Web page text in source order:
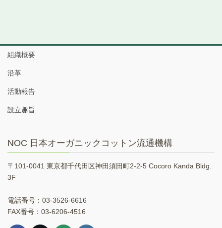
組織概要
沿革
活動報告
設立趣旨
NOC 日本オーガニックコットン流通機構
〒101-0041 東京都千代田区神田須田町2-2-5 Cocoro Kanda Bldg.
3F
電話番号：03-3526-6616
FAX番号：03-6206-4516